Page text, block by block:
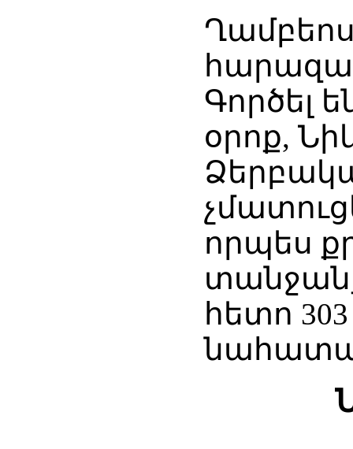
Գործել
օրոք,
որպես
հետո